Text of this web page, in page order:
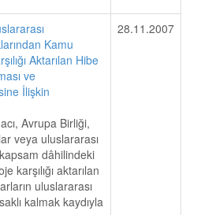
Kamu
Aktarılan Hibe
ve
İlişkin
Avrupa Birliği,
veya uluslararası
dâhilindeki
karşılığı aktarılan
uluslararası
kalmak kaydıyla
28.11.2007